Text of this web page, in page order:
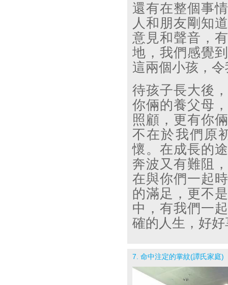
還有在整個事
人和朋友剛知
意見和聲音，
地，我們感覺
這兩個小孩，
待孩子長大後
你倆的養父母
照顧，更有你
不在於我們原
懷。在成長的
奔波又有難阻
在與你們一起
的滿足，更不
中，有我們一
確的人生，好
7. 命中注定的掌紋(譚氏家庭)